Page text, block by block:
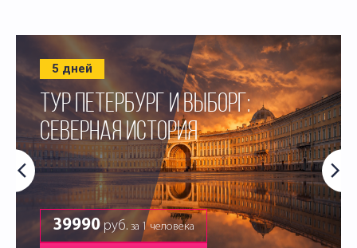
5 дней
ТУР ПЕТЕРБУРГ И ВЫБОРГ:
СЕВЕРНАЯ ИСТОРИЯ
39990 руб. за 1 человека